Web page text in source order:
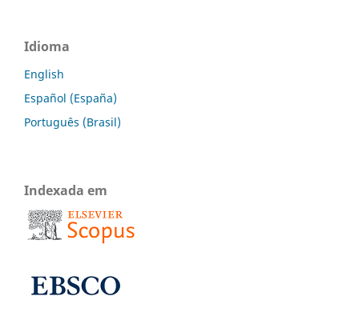
Idioma
English
Español (España)
Português (Brasil)
Indexada em